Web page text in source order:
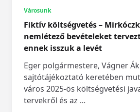
Városunk
Fiktív költségvetés –
nemlétező bevételeket
ennek isszuk a levét
Eger polgármestere, Vágner
sajtótájékoztató keretében
város 2025-ös költségvetési
tervekről és az ...